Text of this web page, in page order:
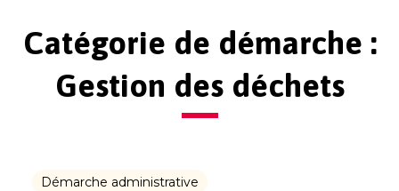
Catégorie de démarche :
Gestion des déchets
Démarche administrative